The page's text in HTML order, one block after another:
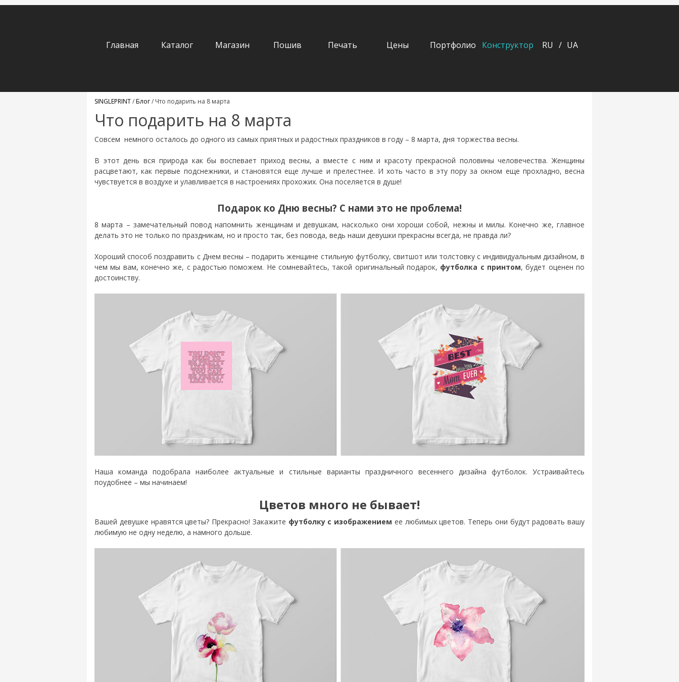
Главная Каталог Магазин Пошив Печать Цены Портфолио Конструктор RU UA
SINGLEPRINT/Блог/ Что подарить на 8 марта
Что подарить на 8 марта
Совсем немного осталось до одного из самых приятных и радостных праздников в году – 8 марта, дня торжества весны.
В этот день вся природа как бы воспевает приход весны, а вместе с ним и красоту прекрасной половины человечества. Женщины
расцветают, как первые подснежники, и становятся еще лучше и прелестнее. И хоть часто в эту пору за окном еще прохладно, весна
чувствуется в воздухе и улавливается в настроениях прохожих. Она поселяется в душе!
Подарок ко Дню весны? С нами это не проблема!
8 марта – замечательный повод напомнить женщинам и девушкам, насколько они хороши собой, нежны и милы. Конечно же, главное
делать это не только по праздникам, но и просто так, без повода, ведь наши девушки прекрасны всегда, не правда ли?
Хороший способ поздравить с Днем весны – подарить женщине стильную футболку, свитшот или толстовку с индивидуальным дизайном, в
чем мы вам, конечно же, с радостью поможем. Не сомневайтесь, такой оригинальный подарок, футболка с принтом, будет оценен по
достоинству.
Наша команда подобрала наиболее актуальные и стильные варианты праздничного весеннего дизайна футболок. Устраивайтесь
поудобнее – мы начинаем!
Цветов много не бывает!
Вашей девушке нравятся цветы? Прекрасно! Закажите футболку с изображением ее любимых цветов. Теперь они будут радовать вашу
любимую не одну неделю, а намного дольше.